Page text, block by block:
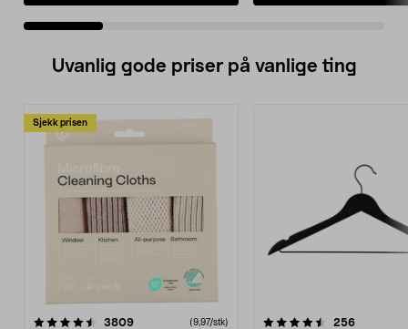
Uvanlig gode priser på vanlige ting
Sjekk prisen
3809anmeldelser(9,97/stk)
4.5av 5 stjerner 256
4.5av 5 stjerner